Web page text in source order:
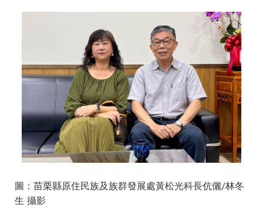
圖：苗栗縣原住民族及族群發展處黃松光科長伉儷/林冬
生 攝影